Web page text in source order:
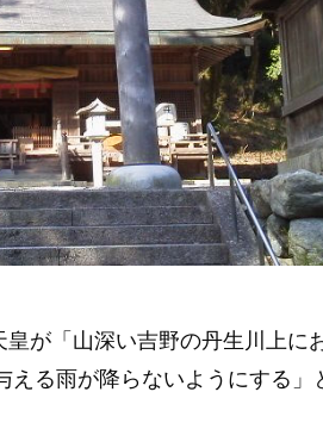
が「山深い吉野の丹生川上に
る雨が降らないようにする」